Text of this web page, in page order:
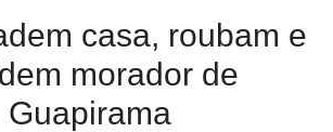
casa, roubam e
morador de
Guapirama